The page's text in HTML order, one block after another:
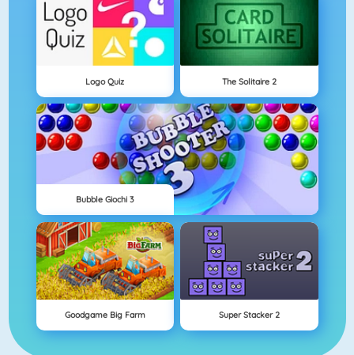
Logo Quiz The Solitaire 2
Bubble Giochi 3
Goodgame Big Farm Super Stacker 2